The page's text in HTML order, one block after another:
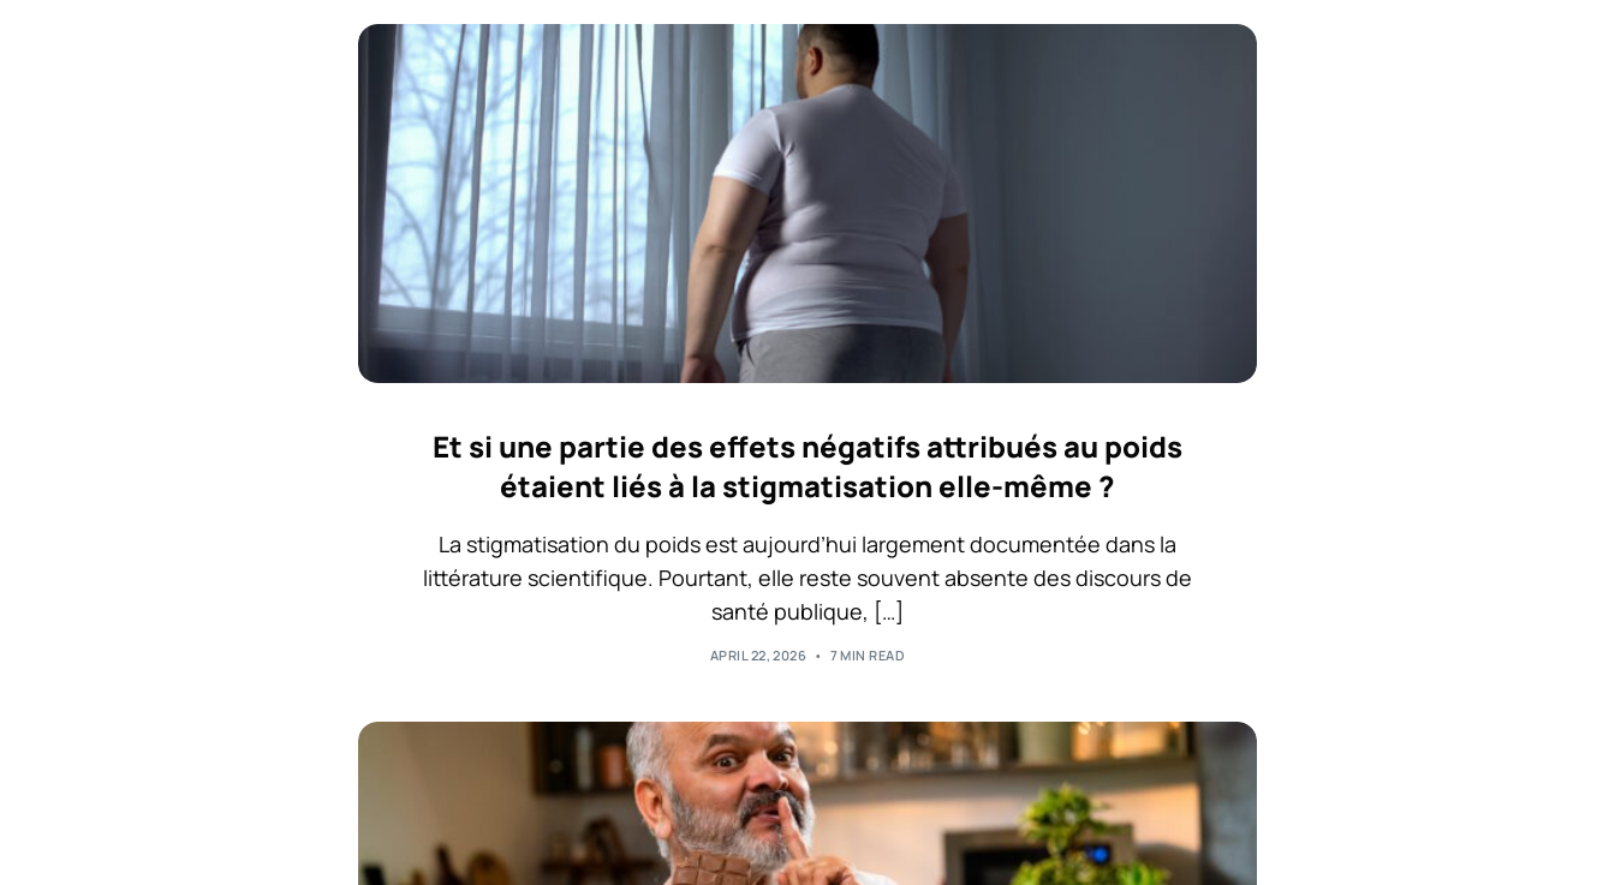
Et si une partie des effets négatifs attribués au poids
étaient liés à la stigmatisation elle-même ?
La stigmatisation du poids est aujourd’hui largement documentée dans la
littérature scientifique. Pourtant, elle reste souvent absente des discours de
santé publique, […]
APRIL 22, 2026 7 MIN READ